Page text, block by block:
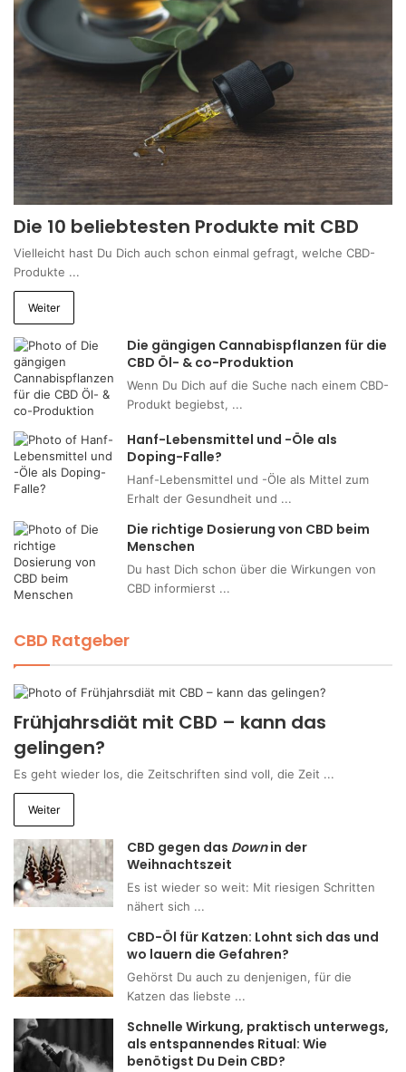
Die 10 beliebtesten Produkte mit CBD
Vielleicht hast Du Dich auch schon einmal gefragt, welche CBD-
Produkte ...
Weiter
Die gängigen Cannabispflanzen für die
CBD Öl- & co-Produktion
Wenn Du Dich auf die Suche nach einem CBD-
Produkt begiebst, ...
Hanf-Lebensmittel und -Öle als
Doping-Falle?
Hanf-Lebensmittel und -Öle als Mittel zum
Erhalt der Gesundheit und ...
Die richtige Dosierung von CBD beim
Menschen
Du hast Dich schon über die Wirkungen von
CBD informierst ...
CBD Ratgeber
Frühjahrsdiät mit CBD – kann das
gelingen?
Es geht wieder los, die Zeitschriften sind voll, die Zeit ...
Weiter
CBD gegen das Downin der
Weihnachtszeit
Es ist wieder so weit: Mit riesigen Schritten
nähert sich ...
CBD-Öl für Katzen: Lohnt sich das und
wo lauern die Gefahren?
Gehörst Du auch zu denjenigen, für die
Katzen das liebste ...
Schnelle Wirkung, praktisch unterwegs,
als entspannendes Ritual: Wie
benötigst Du Dein CBD?